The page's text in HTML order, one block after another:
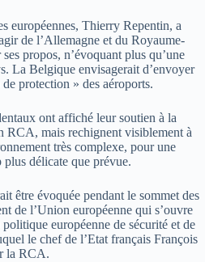
européennes, Thierry Repentin, a
de l’Allemagne et du Royaume-
propos, n’évoquant plus qu’une
La Belgique envisagerait d’envoyer
protection » des aéroports.
ont affiché leur soutien à la
RCA, mais rechignent visiblement à
très complexe, pour une
plus délicate que prévue.
être évoquée pendant le sommet des
de l’Union européenne qui s’ouvre
européenne de sécurité et de
le chef de l’Etat français François
la RCA.